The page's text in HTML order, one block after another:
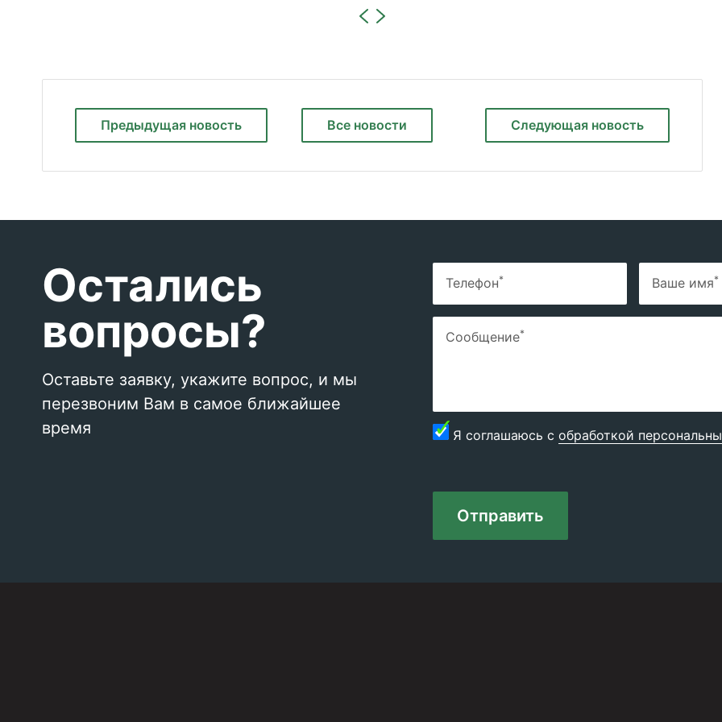
Предыдущая новость Следующая новость
Все новости
Остались
вопросы?
Оставьте заявку, укажите вопрос, и мы
перезвоним Вам в самое ближайшее
время
Телефон* Ваше имя*
Сообщение*
Я соглашаюсь с обработкой
Отправить